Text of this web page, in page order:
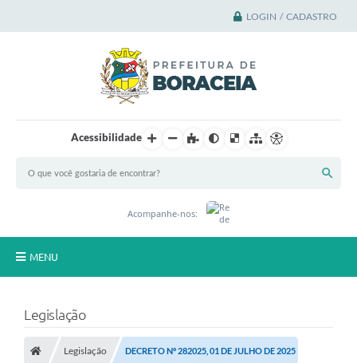
LOGIN / CADASTRO
Acessibilidade
Acompanhe-nos:
MENU
A Cidade
A Prefeitura
Legislação
Legislação DECRETO Nº 282025, 01 DE JULHO DE 2025